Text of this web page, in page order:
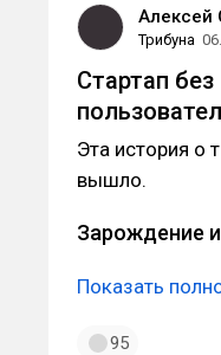
Алексей
Трибуна
Стартап
Эта история о
вышло.
Зарождение
Показать
95